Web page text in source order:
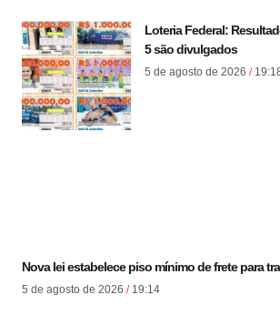
Loteria Federal:
5 são divulgados
5 de agosto de 2026
Nova lei estabelece piso mínimo de frete para
5 de agosto de 2026 19:14